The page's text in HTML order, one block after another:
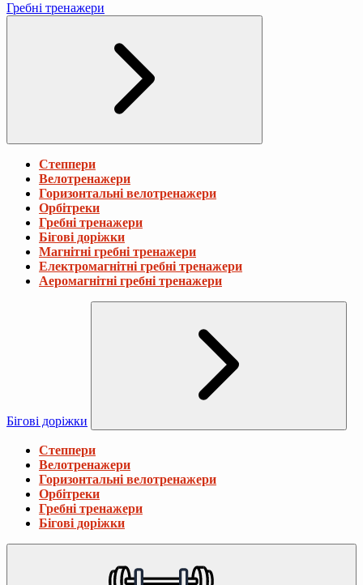
Гребні тренажери
Степпери
Велотренажери
Горизонтальні велотренажери
Орбітреки
Гребні тренажери
Бігові доріжки
Магнітні гребні тренажери
Електромагнітні гребні тренажери
Аеромагнітні гребні тренажери
Бігові доріжки
Степпери
Велотренажери
Горизонтальні велотренажери
Орбітреки
Гребні тренажери
Бігові доріжки